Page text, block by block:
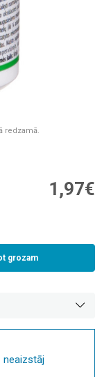
redzamā.
1,97€
grozam
neaizstāj